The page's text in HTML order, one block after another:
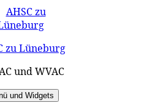
zu Lüneburg
und WVAC
und Widgets